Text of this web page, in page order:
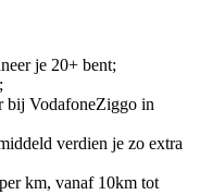
je 20+ bent;
bij VodafoneZiggo in
verdien je zo extra
km, vanaf 10km tot